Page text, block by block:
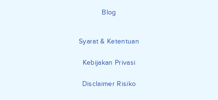
Blog
Syarat & Ketentuan
Kebijakan Privasi
Disclaimer Risiko